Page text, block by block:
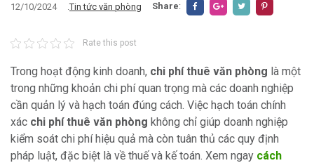
12/10/2024 .Tin tức văn phòng Share:
Rate this post
Trong hoạt động kinh doanh, chi phí thuê văn phòng là một
trong những khoản chi phí quan trọng mà các doanh nghiệp
cần quản lý và hạch toán đúng cách. Việc hạch toán chính
xác chi phí thuê văn phòng không chỉ giúp doanh nghiệp
kiểm soát chi phí hiệu quả mà còn tuân thủ các quy định
pháp luật, đặc biệt là về thuế và kế toán. Xem ngay cách